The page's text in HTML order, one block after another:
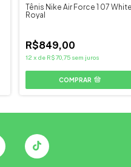
Tênis Nike Air Force 1 07
Royal
R$849,00
12 x de R$70,75 sem juros
COMPRAR